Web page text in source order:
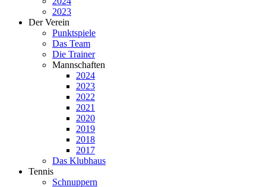
2023
Der Verein
Punktspiele
Das Team
Die Trainer
Mannschaften
2024
2023
2022
2021
2020
2019
2018
2017
Das Klubhaus
Tennis
Schnuppern